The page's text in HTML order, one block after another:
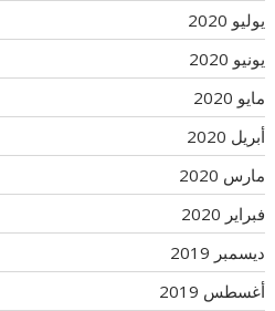
يوليو 2020
يونيو 2020
مايو 2020
أبريل 2020
مارس 2020
فبراير 2020
ديسمبر 2019
أغسطس 2019